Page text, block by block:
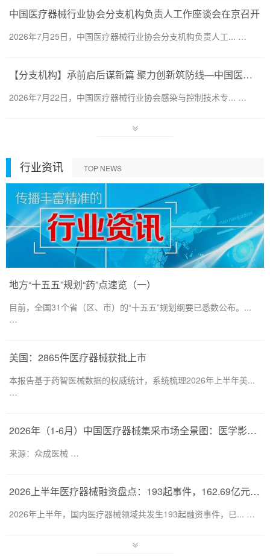
中国医疗器械行业协会分支机构负责人工作座谈会在京召开
2026年7月25日，中国医疗器械行业协会分支机构负责人工... …
【分支机构】承前启后谋新篇 聚力创新筑防线—中国医疗器械行业协会感染与控制技术专业委员会换届会暨第六届第一次会员代表大会圆满召开
2026年7月22日，中国医疗器械行业协会感染与控制技术专... …
行业资讯 TOP NEWS
地方“十五五”规划“药”点速览（一）
目前，全国31个省（区、市）的“十五五”规划纲要已悉数公布。...
…
美国：2865件医疗器械获批上市
本报告基于药智医械数据的权威统计，系统梳理2026年上半年美...
…
2026年（1-6月）中国医疗器械集采市场全景图：医学影像仍为集采主要目标，部分产品线增速显著
来源：众成医械 …
2026上半年医疗器械融资盘点：193起事件，162.69亿元流向何处？
2026年上半年，国内医疗器械领域共发生193起融资事件，已... …